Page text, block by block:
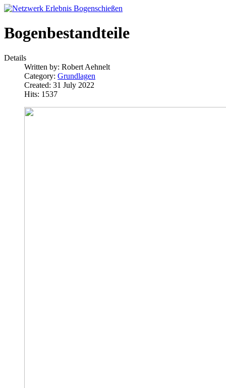
Bogenbestandteile
Details
Written by: Robert Aehnelt
Category: Grundlagen
Created: 31 July 2022
Hits: 1537